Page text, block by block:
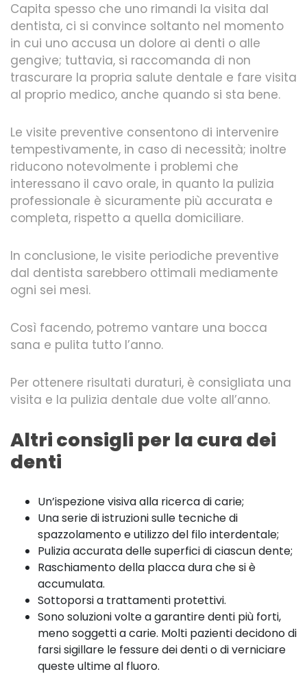
Capita spesso che uno rimandi la visita dal
dentista, ci si convince soltanto nel momento
in cui uno accusa un dolore ai denti o alle
gengive; tuttavia, si raccomanda di non
trascurare la propria salute dentale e fare visita
al proprio medico, anche quando si sta bene.
Le visite preventive consentono di intervenire
tempestivamente, in caso di necessità; inoltre
riducono notevolmente i problemi che
interessano il cavo orale, in quanto la pulizia
professionale è sicuramente più accurata e
completa, rispetto a quella domiciliare.
In conclusione, le visite periodiche preventive
dal dentista sarebbero ottimali mediamente
ogni sei mesi.
Così facendo, potremo vantare una bocca
sana e pulita tutto l’anno.
Per ottenere risultati duraturi, è consigliata una
visita e la pulizia dentale due volte all’anno.
Altri consigli per la cura dei
denti
Un’ispezione visiva alla ricerca di carie;
Una serie di istruzioni sulle tecniche di
spazzolamento e utilizzo del filo interdentale;
Pulizia accurata delle superfici di ciascun dente;
Raschiamento della placca dura che si è
accumulata.
Sottoporsi a trattamenti protettivi.
Sono soluzioni volte a garantire denti più forti,
meno soggetti a carie. Molti pazienti decidono di
farsi sigillare le fessure dei denti o di verniciare
queste ultime al fluoro.